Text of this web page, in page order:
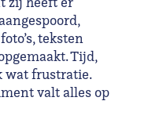
teksten
Tijd,
wat frustratie.
valt alles op